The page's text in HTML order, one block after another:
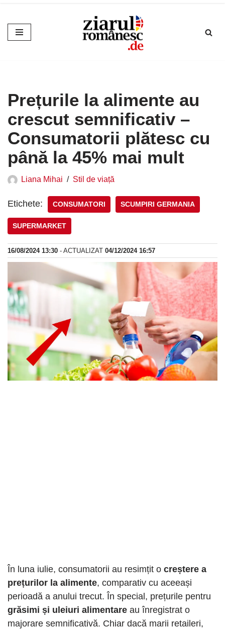
Sari
la
Prețurile la alimente au
crescut semnificativ –
Consumatorii plătesc cu
până la 45% mai mult
Liana Mihai Stil de viață
Etichete: CONSUMATORI SCUMPIRI GERMANIA
SUPERMARKET
16/08/2024 13:30 - ACTUALIZAT 04/12/2024 16:57
În luna iulie, consumatorii au resimțit o creștere a
prețurilor la alimente, comparativ cu aceeași
perioadă a anului trecut. În special, prețurile pentru
grăsimi și uleiuri alimentare au înregistrat o
majorare semnificativă. Chiar dacă marii retaileri,